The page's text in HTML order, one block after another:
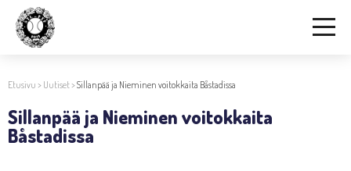
Etusivu > Uutiset>Sillanpää ja Nieminen voitokkaita Båstadissa
Sillanpää ja Nieminen voitokkaita
Båstadissa